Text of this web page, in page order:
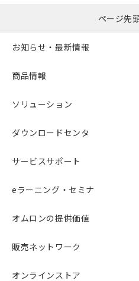
ページ先
お知らせ・最新情報
商品情報
ソリューション
ダウンロードセンタ
サービスサポート
eラーニング・セミナ
オムロンの提供価値
販売ネットワーク
オンラインストア